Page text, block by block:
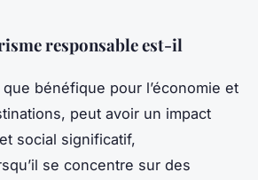
responsable est-il
bénéfique pour l’économie et
peut avoir un impact
social significatif,
se concentre sur des